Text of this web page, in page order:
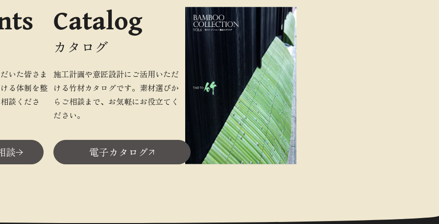
いた皆さま
る体制を整
談くださ
談
Catalog
カタログ
施工計画や意匠設計にご活用いただ
ける竹材カタログです。素材選びか
らご相談まで、お気軽にお役立てく
ださい。
電子カタログ